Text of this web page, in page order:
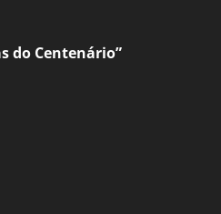
do Centenário”